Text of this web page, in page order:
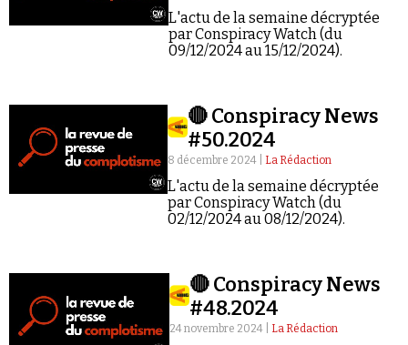
Revues de presse
Newsletter
L'actu de la semaine décryptée
par Conspiracy Watch (du
09/12/2024 au 15/12/2024).
🔴 Conspiracy News
#50.2024
8 décembre 2024 | La Rédaction
L'actu de la semaine décryptée
par Conspiracy Watch (du
02/12/2024 au 08/12/2024).
🔴 Conspiracy News
#48.2024
24 novembre 2024 | La Rédaction